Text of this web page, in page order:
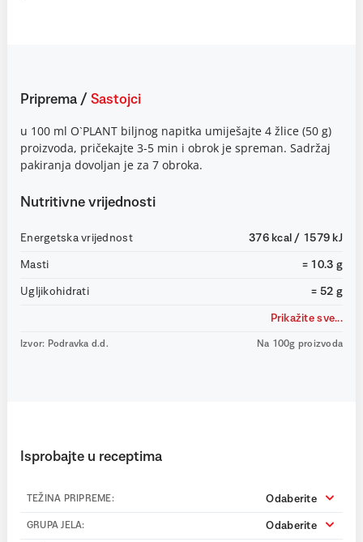
Priprema / Sastojci
u 100 ml O`PLANT biljnog napitka umiješajte 4 žlice (50 g)
proizvoda, pričekajte 3-5 min i obrok je spreman. Sadržaj
pakiranja dovoljan je za 7 obroka.
Nutritivne vrijednosti
Energetska vrijednost 376 kcal / 1579 kJ
Masti = 10.3 g
Ugljikohidrati = 52 g
Prikažite sve...
Izvor: Podravka d.d. Na 100g proizvoda
Isprobajte u receptima
TEŽINA PRIPREME: Odaberite
GRUPA JELA: Odaberite